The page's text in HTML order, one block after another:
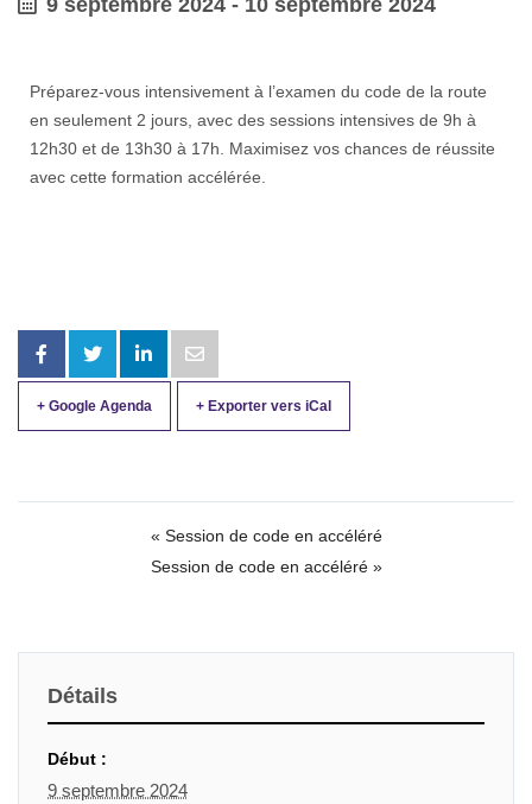
9 septembre 2024 - 10 septembre 2024
Préparez-vous intensivement à l’examen du code de la route
en seulement 2 jours, avec des sessions intensives de 9h à
12h30 et de 13h30 à 17h. Maximisez vos chances de réussite
avec cette formation accélérée.
+ Google Agenda + Exporter vers iCal
« Session de code en accéléré
Session de code en accéléré »
Détails
Début :
9 septembre 2024